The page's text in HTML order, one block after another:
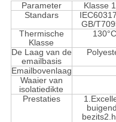
Parameter
Klasse
Standars
GB/
Thermische
Klasse
130°C
De Laag van de
emailbasis
Emailbovenlaag
Waaier van
isolatiedikte
Prestaties